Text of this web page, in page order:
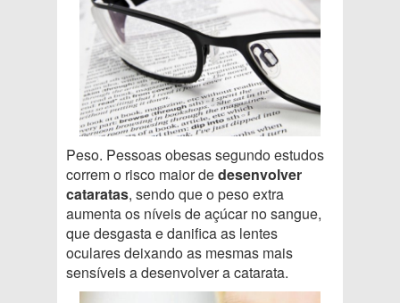
Peso. Pessoas obesas segundo estudos
correm o risco maior dedesenvolver
cataratas, sendo que o peso extra
aumenta os níveis de açúcar no sangue,
que desgasta e danifica as lentes
oculares deixando as mesmas mais
sensíveis a desenvolver a catarata.